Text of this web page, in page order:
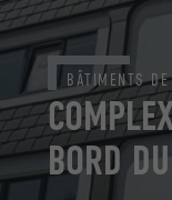
BORD
BÂTIMENTS DE